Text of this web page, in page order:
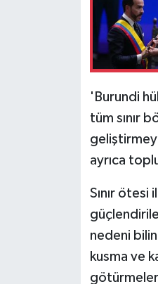
'Burundi
tüm sınır
ayrıca
Sınır
nedeni
kusma ve